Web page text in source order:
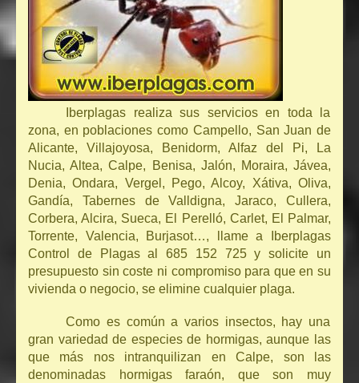
Iberplagas realiza sus servicios en toda la
zona, en poblaciones como Campello, San Juan de
Alicante, Villajoyosa, Benidorm, Alfaz del Pi, La
Nucia, Altea, Calpe, Benisa, Jalón, Moraira, Jávea,
Denia, Ondara, Vergel, Pego, Alcoy, Xátiva, Oliva,
Gandía, Tabernes de Valldigna, Jaraco, Cullera,
Corbera, Alcira, Sueca, El Perelló, Carlet, El Palmar,
Torrente, Valencia, Burjasot…, llame a Iberplagas
Control de Plagas al 685 152 725 y solicite un
presupuesto sin coste ni compromiso para que en su
vivienda o negocio, se elimine cualquier plaga.
Como es común a varios insectos, hay una
gran variedad de especies de hormigas, aunque las
que más nos intranquilizan en Calpe, son las
denominadas hormigas faraón, que son muy